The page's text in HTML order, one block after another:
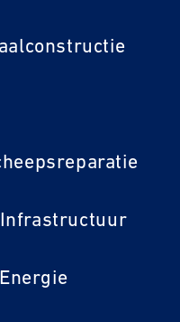
Infrastructuur